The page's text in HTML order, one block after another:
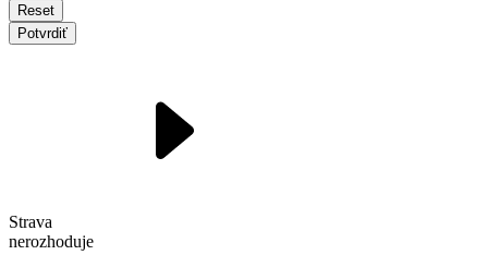
Reset
Potvrdiť
Strava
nerozhoduje